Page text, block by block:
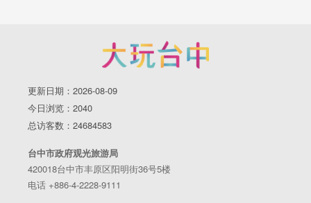
更新日期：2026-08-09
今日浏览：2040
总访客数：24684583
台中市政府观光旅游局
420018台中市丰原区阳明街36号5楼
电话 +886-4-2228-9111